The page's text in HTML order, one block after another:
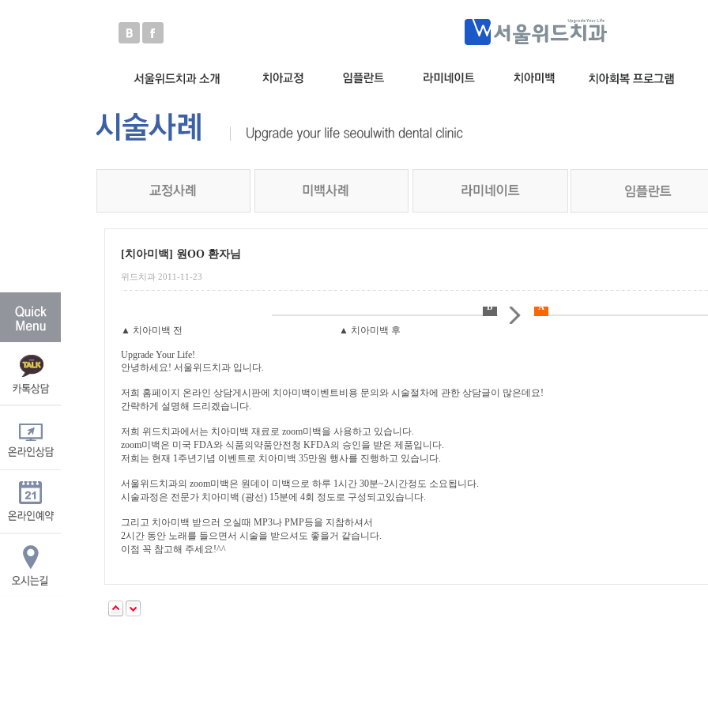
[치아미백] 원OO 환자님
위드치과 2011-11-23
B A
▲ 치아미백 전 ▲ 치아미백 후
Upgrade Your Life!
안녕하세요! 서울위드치과 입니다.
저희 홈페이지 온라인 상담게시판에 치아미백이벤트비용 문의와 시술절차에 관한 상담글이 많은데요!
간략하게 설명해 드리겠습니다.
저희 위드치과에서는 치아미백 재료로 zoom미백을 사용하고 있습니다.
zoom미백은 미국 FDA와 식품의약품안전청 KFDA의 승인을 받은 제품입니다.
저희는 현재 1주년기념 이벤트로 치아미백 35만원 행사를 진행하고 있습니다.
서울위드치과의 zoom미백은 원데이 미백으로 하루 1시간 30분~2시간정도 소요됩니다.
시술과정은 전문가 치아미백 (광선) 15분에 4회 정도로 구성되고있습니다.
그리고 치아미백 받으러 오실때 MP3나 PMP등을 지참하셔서
2시간 동안 노래를 들으면서 시술을 받으셔도 좋을거 같습니다.
이점 꼭 참고해 주세요!^^